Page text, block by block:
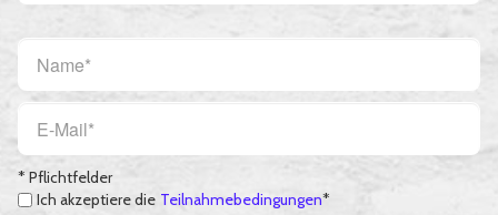
* Pflichtfelder
Ich akzeptiere die Teilnahmebedingungen*